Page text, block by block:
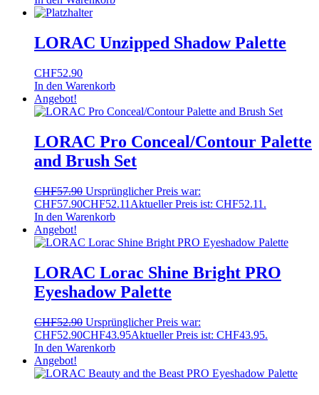
LORAC Unzipped Shadow Palette
CHF52.90
In den Warenkorb
Angebot!
LORAC Pro Conceal/Contour Palette
and Brush Set
CHF57.90 Ursprünglicher Preis war:
CHF57.90CHF52.11 Aktueller Preis ist: CHF52.11.
In den Warenkorb
Angebot!
LORAC Lorac Shine Bright PRO
Eyeshadow Palette
CHF52.90 Ursprünglicher Preis war:
CHF52.90CHF43.95Aktueller Preis ist: CHF43.95.
In den Warenkorb
Angebot!